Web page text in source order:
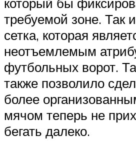
требуемой зоне. Так
сетка, которая
неотъемлемым
футбольных ворот.
также позволило
более
мячом теперь не
бегать далеко.